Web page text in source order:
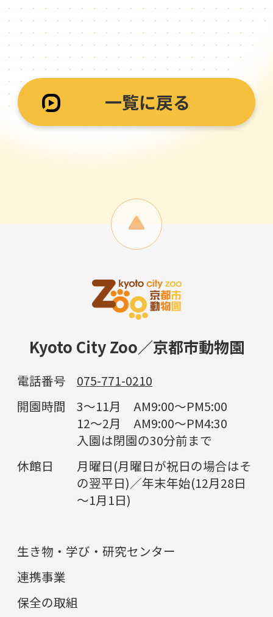
一覧に戻る
Kyoto City Zoo／京都市動物園
電話番号
075-771-0210
開園時間
3～11月 AM9:00～PM5:00
12～2月 AM9:00～PM4:30
入園は閉園の30分前まで
休館日
月曜日(月曜日が祝日の場合はそ
の翌平日)／年末年始(12月28日
～1月1日)
生き物・学び・研究センター
連携事業
保全の取組